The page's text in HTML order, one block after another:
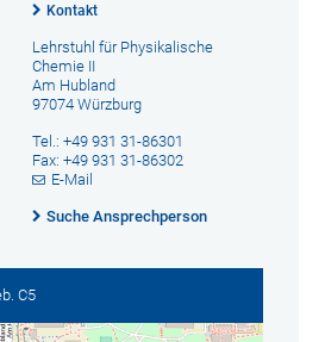
Kontakt
Lehrstuhl für Physikalische
Chemie II
Am Hubland
97074 Würzburg
Tel.: +49 931 31-86301
Fax: +49 931 31-86302
E-Mail
Suche Ansprechperson
C5